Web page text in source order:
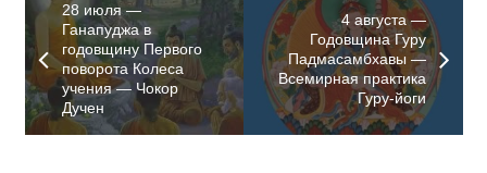
28 июля —
Ганапуджа в
годовщину Первого
поворота Колеса
учения — Чокор
Дучен
4 августа —
Годовщина Гуру
Падмасамбхавы —
Всемирная практика
Гуру-йоги